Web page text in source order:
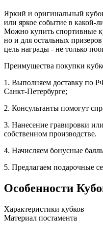
Яркий и оригинальный
или яркое событие в какой-
Можно купить спортивные
но и для остальных
цель награды - не только
Преимущества покупки
1. Выполняем доставку по
Санкт-Петербурге;
2. Консультанты помогут
3. Нанесение гравировки
собственном производстве.
4. Начисляем бонусные
5. Предлагаем подарочные
Особенности
Характеристики кубков
Материал постамента